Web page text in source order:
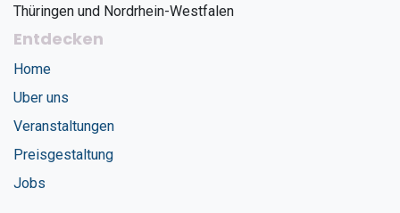
Thüringen und Nordrhein-Westfalen
Entdecken
Home
Uber uns
Veranstaltungen
Preisgestaltung
Jobs